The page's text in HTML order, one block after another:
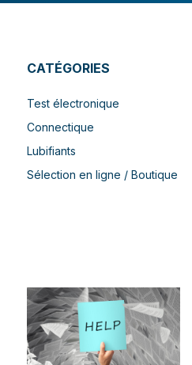
CATÉGORIES
Test électronique
Connectique
Lubifiants
Sélection en ligne / Boutique